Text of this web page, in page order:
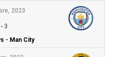
2023
- 3
- Man City